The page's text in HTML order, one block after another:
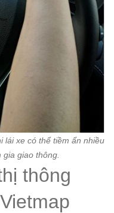
lái xe có thể tiềm ẩn nhiều
giao thông.
thông